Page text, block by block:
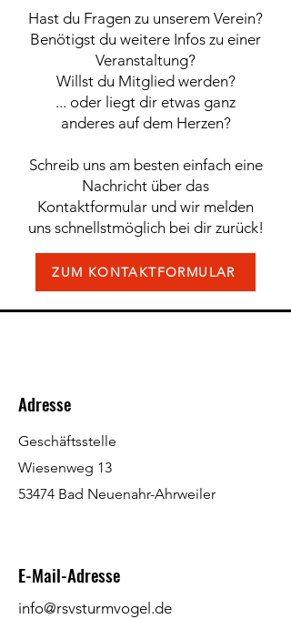
Hast du Fragen zu unserem Verein?
Benötigst du weitere Infos zu einer
Veranstaltung?
Willst du Mitglied werden?
... oder liegt dir etwas ganz
anderes auf dem Herzen?
Schreib uns am besten einfach eine
Nachricht über das
Kontaktformular und wir melden
uns schnellstmöglich bei dir zurück!
ZUM KONTAKTFORMULAR
Adresse
Geschäftsstelle
Wiesenweg 13
53474 Bad Neuenahr-Ahrweiler
E-Mail-Adresse
info@rsvsturmvogel.de